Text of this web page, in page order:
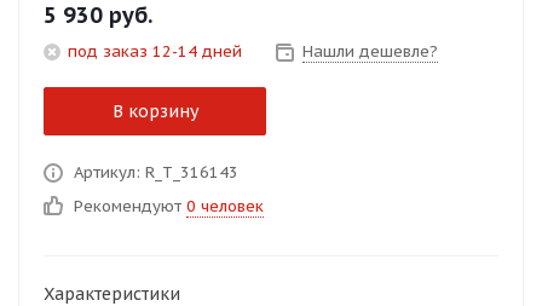
5 930 руб.
под заказ 12-14 дней Нашли дешевле?
В корзину
Артикул: R_T_316143
Рекомендуют 0 человек
Характеристики
Оставшиеся 75
% будут
списыватьсяс вашей карты
25%каждые 2 недели